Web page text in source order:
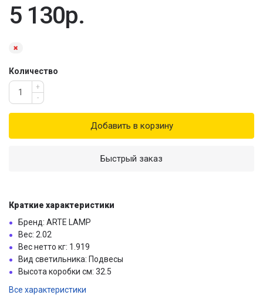
5 130р.
Количество
+
-
Добавить в корзину
Быстрый заказ
Краткие характеристики
Бренд: ARTE LAMP
Вес: 2.02
Вес нетто кг: 1.919
Вид светильника: Подвесы
Высота коробки см: 32.5
Все характеристики